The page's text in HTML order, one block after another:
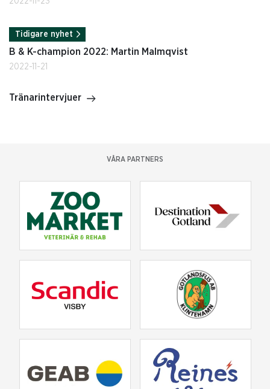
Tidigare nyhet
B & K-champion 2022: Martin Malmqvist
2022-11-21
Tränarintervjuer
VÅRA PARTNERS